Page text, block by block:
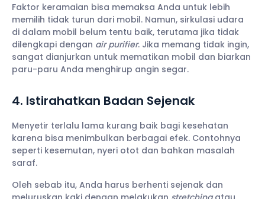
Faktor keramaian bisa memaksa Anda untuk lebih
memilih tidak turun dari mobil. Namun, sirkulasi udara
di dalam mobil belum tentu baik, terutama jika tidak
dilengkapi dengan air purifier. Jika memang tidak ingin,
sangat dianjurkan untuk mematikan mobil dan biarkan
paru-paru Anda menghirup angin segar.
4. Istirahatkan Badan Sejenak
Menyetir terlalu lama kurang baik bagi kesehatan
karena bisa menimbulkan berbagai efek. Contohnya
seperti kesemutan, nyeri otot dan bahkan masalah
saraf.
Oleh sebab itu, Anda harus berhenti sejenak dan